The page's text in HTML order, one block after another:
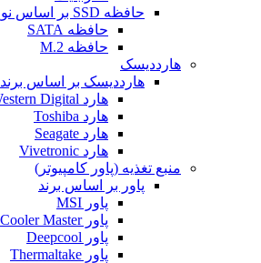
حافظه SSD بر اساس نوع
حافظه SATA
حافظه M.2
هارددیسک
هارددیسک بر اساس برند
هارد Western Digital
هارد Toshiba
هارد Seagate
هارد Vivetronic
منبع تغذیه (پاور کامپیوتر)
پاور بر اساس برند
پاور MSI
پاور Cooler Master
پاور Deepcool
پاور Thermaltake